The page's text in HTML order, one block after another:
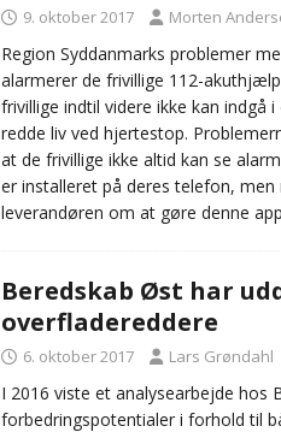
9. oktober 2017 Morten
Region Syddanmarks problemer
alarmerer de frivillige 112-
frivillige indtil videre ikke kan indgå
redde liv ved hjertestop.
at de frivillige ikke altid kan se
er installeret på deres telefon,
leverandøren om at gøre denne
Beredskab Øst har
overfladereddere
6. oktober 2017 Lars Grøndahl
I 2016 viste et analysearbejde hos
forbedringspotentialer i forhold til